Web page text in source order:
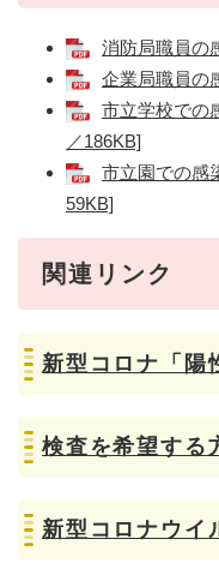
消防局職員の
企業局職員の
市立学校での
／186KB]
市立園での感
59KB]
関連リンク
新型コロナ「陽
検査を希望する
新型コロナウイ